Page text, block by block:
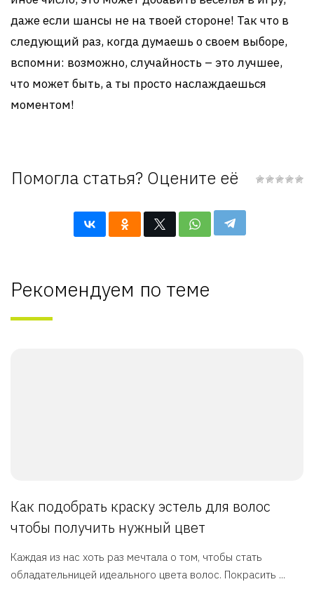
даже если шансы не на твоей стороне! Так что в
следующий раз, когда думаешь о своем выборе,
вспомни: возможно, случайность – это лучшее,
что может быть, а ты просто наслаждаешься
моментом!
Помогла статья? Оцените её
Рекомендуем по теме
Как подобрать краску эстель для волос
чтобы получить нужный цвет
Каждая из нас хоть раз мечтала о том, чтобы стать
обладательницей идеального цвета волос. Покрасить ...